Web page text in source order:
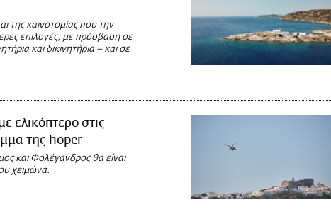
της καινοτομίας που την
επιλογές, με πρόσβαση σε
και δικινητήρια – και σε
ελικόπτερο στις
της hoper
και Φολέγανδρος θα είναι
χειμώνα.